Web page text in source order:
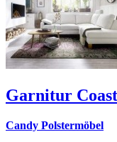
Garnitur
Candy Polstermöbel